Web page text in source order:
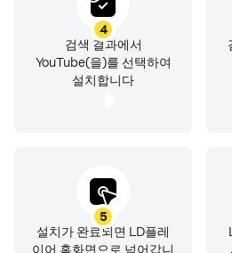
● 앱에서 직접 동영상을 제작하거
● 앱에서 바로 실시간 스트리밍하
나와 가족에게 적합한 시청 환경
좋을지 자세히 알아보세요.
채널 멤버십으로 좋아하는 크리에
4
검색 결과에서
YouTube(을)를 선택하여
설치합니다
5
설치가 완료되면 LD플레
이어 홈화면으로 넘어갑니